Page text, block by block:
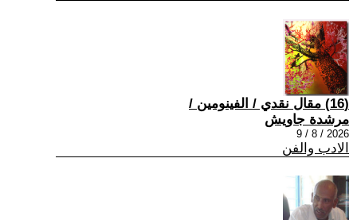
(16) مقال نقدي / الفينومين /
مرشدة جاويش
2026 / 8 / 9
الادب والفن